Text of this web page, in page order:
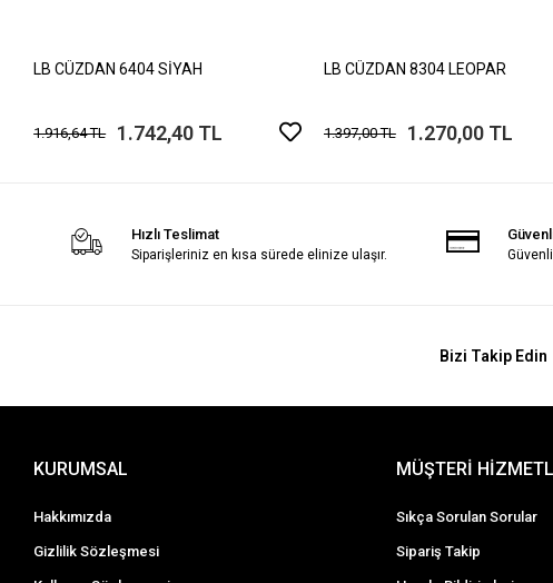
LB CÜZDAN 6404 SİYAH
1.916,64 TL 1.742,40 TL
LB CÜZDAN 8304 LEOPAR
1.397,00 TL 1.270,00 TL
Hızlı Teslimat
Siparişleriniz en kısa sürede elinize ulaşır.
Bizi Takip Edin
KURUMSAL
Hakkımızda
Gizlilik Sözleşmesi
MÜŞTERİ
Sıkça Sorulan Sorular
Sipariş Takip